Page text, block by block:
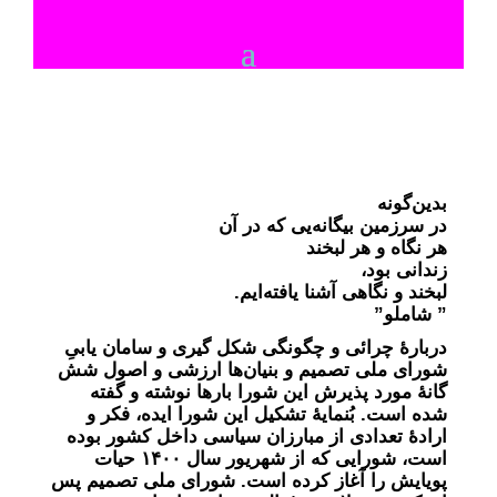
بدین‌گونه
در سرزمین بیگانه‌یی که در آن
هر نگاه و هر لبخند
زندانی بود،
لبخند و نگاهی آشنا یافته‌ایم.
” شاملو”
دربارۀ چرائی و چگونگی شکل گیری و سامان یابیِ
شورای ملی تصمیم و بنیان‌ها ارزشی و اصول شش
گانۀ مورد پذیرش این شورا بارها نوشته و گفته
شده است. بُنمایۀ تشکیل این شورا ایده، فکر و
ارادۀ تعدادی از مبارزان سیاسی داخل کشور بوده
است، شورایی که از شهریور سال ۱۴۰۰ حیات
پویایش را آغاز کرده است. شورای ملی تصمیم پس